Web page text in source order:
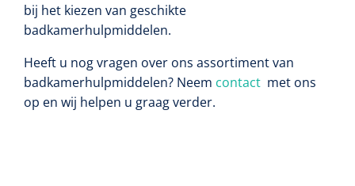
bij het kiezen van geschikte
badkamerhulpmiddelen.
Heeft u nog vragen over ons assortiment van
badkamerhulpmiddelen? Neem contact met ons
op en wij helpen u graag verder.